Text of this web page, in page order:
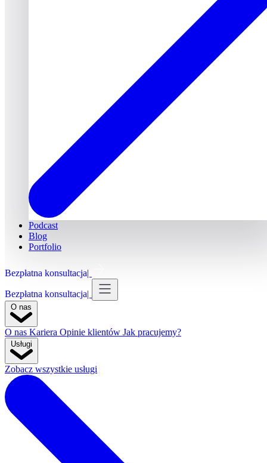
Podcast
Blog
Portfolio
Bezpłatna konsultacja
Bezpłatna konsultacja
O nas Kariera Opinie klientów Jak pracujemy?
Zobacz wszystkie usługi